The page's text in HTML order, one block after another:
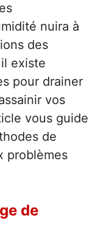
nuira à
des
existe
pour drainer
vos
vous guide
de
problèmes
de